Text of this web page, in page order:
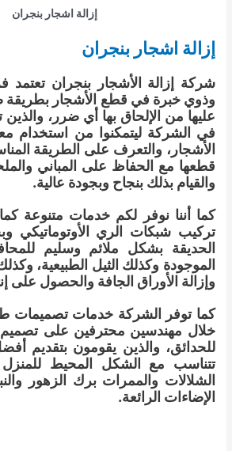
إزالة اشجار بنجران
إزالة اشجار بنجران
شركة إزالة الأشجار بنجران
وذوي خبرة في قطع الأشجار
عليها من الإلحاق بها أي ضرر، والذين
في الشركة ليتمكنوا من استخدام
الأشجار، والتعرف على الطريقة
قطعها مع الحفاظ على المباني
والقيام بذلك بنجاح وبجودة عالية.
كما أننا نوفر لكم خدمات متنوعة
تركيب شبكات الري الأوتوماتيكي
الحديقة بشكل ملائم وسليم
الموجودة وكذلك الثيل الطبيعية،
وإزالة الأوراق الجافة والحصول على
كما توفر الشركة خدمات تصميمات
خلال مهندسين محترفين على تصميم
للحدائق، والذين يقومون بتقديم
تتناسب مع الشكل المحيط للمنزل
الشلالات والممرات برك الزهور
الإضاءات الرائعة.